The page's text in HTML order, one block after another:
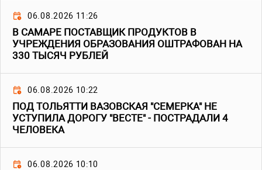
06.08.2026 11:26
В САМАРЕ ПОСТАВЩИК ПРОДУКТОВ В
УЧРЕЖДЕНИЯ ОБРАЗОВАНИЯ ОШТРАФОВАН НА
330 ТЫСЯЧ РУБЛЕЙ
06.08.2026 10:22
ПОД ТОЛЬЯТТИ ВАЗОВСКАЯ "СЕМЕРКА" НЕ
УСТУПИЛА ДОРОГУ "ВЕСТЕ" - ПОСТРАДАЛИ 4
ЧЕЛОВЕКА
06.08.2026 10:10